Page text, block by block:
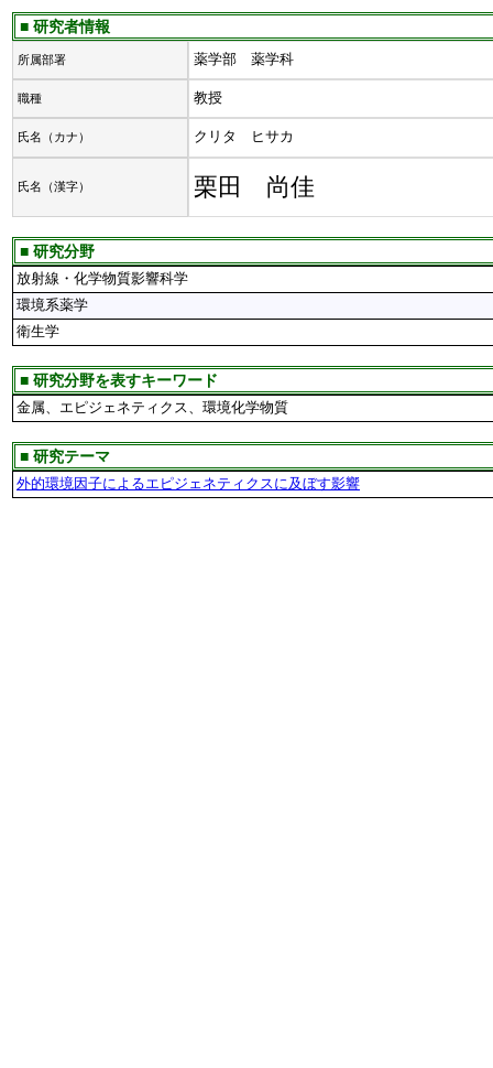
■ 研究者情報
所属部署 薬学部 薬学科
職種 教授
氏名（カナ） クリタ ヒサカ
氏名（漢字） 栗田 尚佳
■ 研究分野
放射線・化学物質影響科学
環境系薬学
衛生学
■ 研究分野を表すキーワード
金属、エピジェネティクス、環境化学物質
■ 研究テーマ
外的環境因子によるエピジェネティクスに及ぼす影響